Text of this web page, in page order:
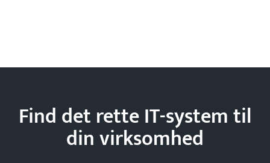
Find det rette IT-system til
dinvirksomhed